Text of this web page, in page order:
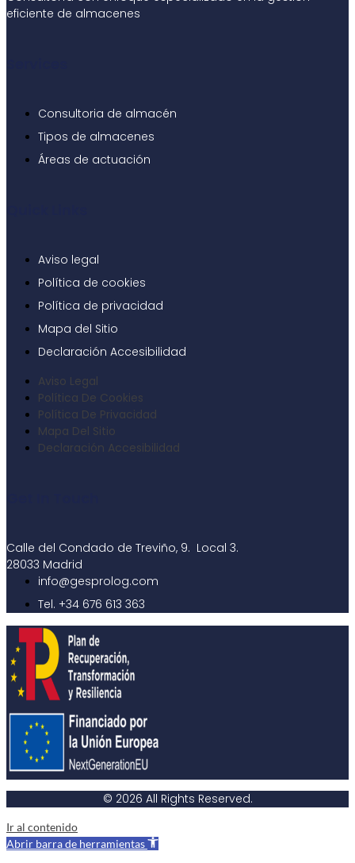
eficiente de almacenes
Consultoria de almacén
Tipos de almacenes
Áreas de actuación
Aviso legal
Política de cookies
Política de privacidad
Mapa del Sitio
Declaración Accesibilidad
Aviso Legal
Política De Cookies
Política De Privacidad
Mapa Del Sitio
Declaración Accesibilidad
Calle del Condado de Treviño, 9. Local 3.
28033 Madrid
info@gesprolog.com
Tel. +34 676 613 363
© 2026 All Rights Reserved.
Ir al contenido
Abrir barra de herramientas